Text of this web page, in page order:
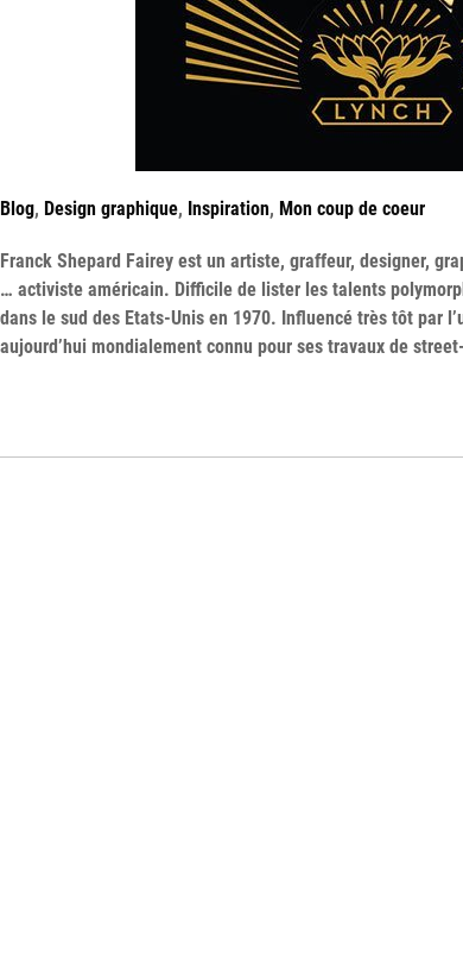
Blog, Design graphique, Inspiration, Mon coup de coeur
Franck Shepard Fairey est un artiste, graffeur, designer,
… activiste américain. Difficile de lister les talents
dans le sud des Etats-Unis en 1970. Influencé très tôt par
aujourd’hui mondialement connu pour ses travaux de